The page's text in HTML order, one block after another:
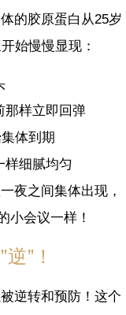
的胶原蛋白从25岁
始慢慢显现：
那样立即回弹
集体到期
样细腻均匀
夜之间集体出现，
小会议一样！
”！
逆转和预防！这个